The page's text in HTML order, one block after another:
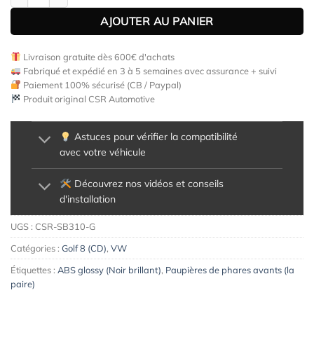
AJOUTER AU PANIER
Livraison gratuite dès 600€ d'achats
Fabriqué et expédié en 3 à 5 semaines avec assurance + suivi
Paiement 100% sécurisé (CB / Paypal)
Produit original CSR Automotive
Astuces pour vérifier la compatibilité
avec votre véhicule
Découvrez nos vidéos et conseils
d'installation
UGS : CSR-SB310-G
Catégories : Golf 8 (CD), VW
Étiquettes : ABS glossy (Noir brillant), Paupières de phares avants (la
paire)